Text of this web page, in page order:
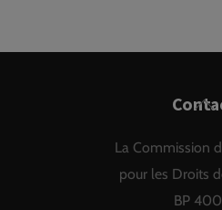
La Commission
pour les Droits
BP